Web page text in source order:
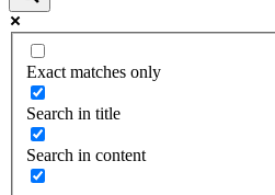
Exact matches only
Search in title
Search in content